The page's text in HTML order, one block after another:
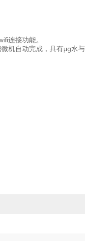
连接功能。
机自动完成，具有μg水